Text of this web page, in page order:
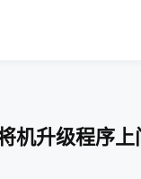
机升级程序